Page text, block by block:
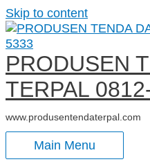
Skip to content
PRODUSEN
TERPAL
www.produsentendaterpal.com
Main Menu